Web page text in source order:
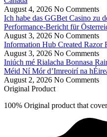
August 4, 2026 No Comments
Ich habe das GGBet Casino zu
Performance-Bericht für
August 3, 2026 No Comments
Information Hub Created Razor
August 3, 2026 No Comments
Iniúch mé Rialacha Bonnasa
Méid Ní Mór d’Imreoirí na
August 2, 2026 No Comments
Original Product
100% Original product that